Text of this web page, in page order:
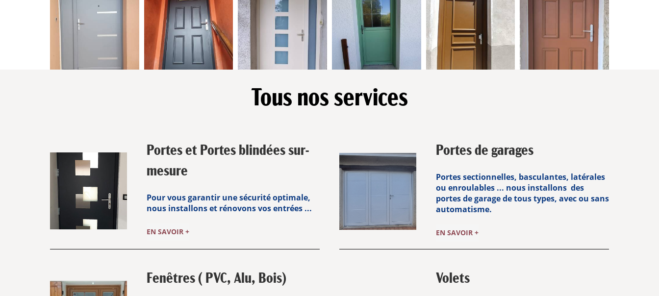
Tous nos services
Portes et Portes blindées sur-
mesure
Pour vous garantir une sécurité optimale,
nous installons et rénovons vos entrées ...
EN SAVOIR +
Portes de garages
Portes sectionnelles, basculantes, latérales
ou enroulables ... nous installons des
portes de garage de tous types, avec ou sans
automatisme.
EN SAVOIR +
Fenêtres ( PVC, Alu, Bois) Volets